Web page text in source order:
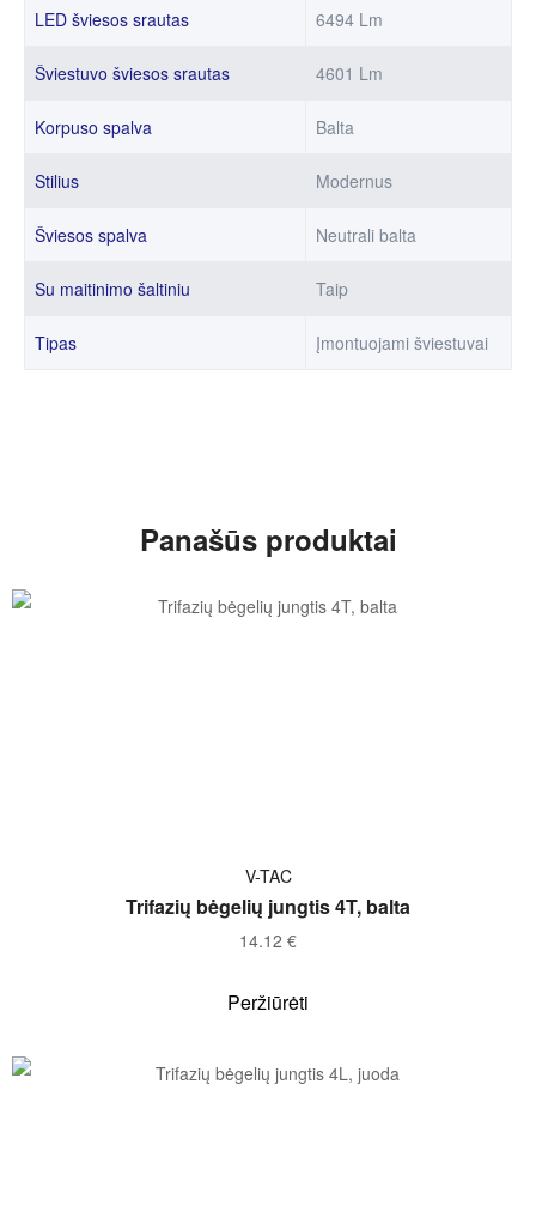
LED šviesos srautas 6494 Lm
Šviestuvo šviesos srautas 4601 Lm
Korpuso spalva Balta
Stilius Modernus
Šviesos spalva Neutrali balta
Su maitinimo šaltiniu Taip
Tipas Įmontuojami šviestuvai
Panašūs produktai
Į KREPŠELĮ
V-TAC
Trifazių bėgelių jungtis 4T, balta
14.12 €
Peržiūrėti